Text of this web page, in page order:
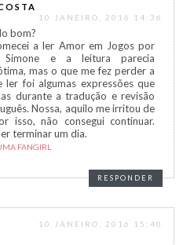
10 JANEIRO, 2016 14:36
bom?
a ler Amor em Jogos por
Simone e a leitura parecia
mas o que me fez perder a
ler foi algumas expressões que
durante a tradução e revisão
Nossa, aquilo me irritou de
isso, não consegui continuar.
terminar um dia.
FANGIRL
RESPONDER
10 JANEIRO, 2016 15:40